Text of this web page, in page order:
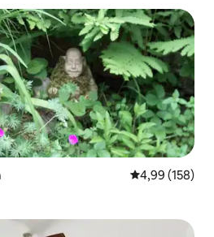
s oznakom „Odabrali gosti”
Prosječna
4,99 (158)